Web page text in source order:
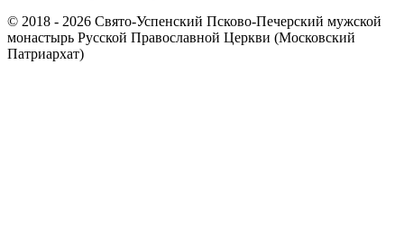
© 2018 - 2026 Свято-Успенский Псково-Печерский мужской
монастырь Русской Православной Церкви (Московский
Патриархат)